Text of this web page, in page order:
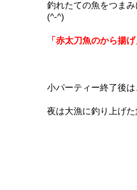
釣れたての魚をつま
(^-^)
「赤太刀魚のから揚
小パーティー終了後
夜は大漁に釣り上げ